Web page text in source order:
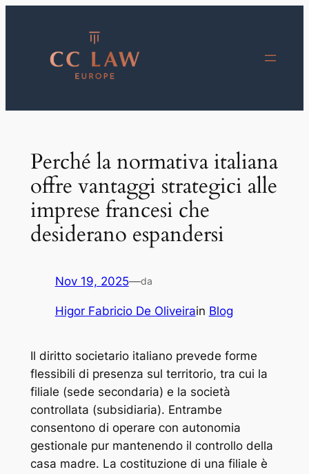
contenuto
Perché la normativa italiana
offre vantaggi strategici alle
imprese francesi che
desiderano espandersi
Nov 19, 2025—da
Higor Fabricio De Oliveirain Blog
Il diritto societario italiano prevede forme
flessibili di presenza sul territorio, tra cui la
filiale (sede secondaria) e la società
controllata (subsidiaria). Entrambe
consentono di operare con autonomia
gestionale pur mantenendo il controllo della
casa madre. La costituzione di una filiale è